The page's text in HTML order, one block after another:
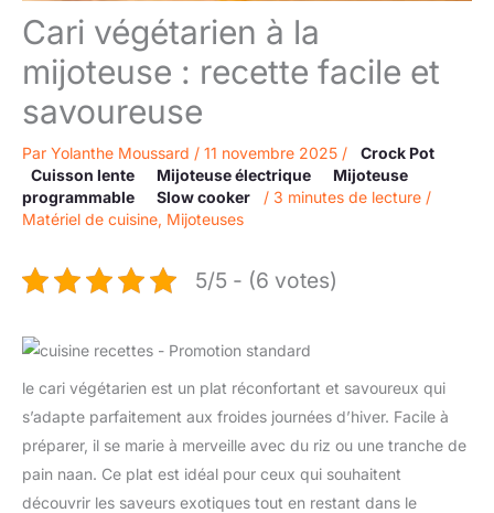
Cari végétarien à la
mijoteuse : recette facile et
savoureuse
Par Yolanthe Moussard / 11 novembre 2025 /
Crock Pot
Cuisson lente
Mijoteuse électrique
Mijoteuse
programmable
Slow cooker / 3 minutes de lecture /
Matériel de cuisine, Mijoteuses
5/5 - (6 votes)
le cari végétarien est un plat réconfortant et savoureux qui
s’adapte parfaitement aux froides journées d’hiver. Facile à
préparer, il se marie à merveille avec du riz ou une tranche de
pain naan. Ce plat est idéal pour ceux qui souhaitent
découvrir les saveurs exotiques tout en restant dans le